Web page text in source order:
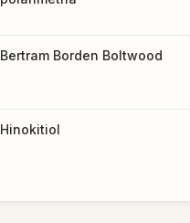
Bertram Borden Boltwood
Hinokitiol